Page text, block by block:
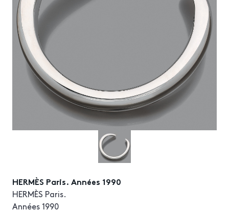
HERMÈS Paris. Années 1990
HERMÈS Paris.
Années 1990